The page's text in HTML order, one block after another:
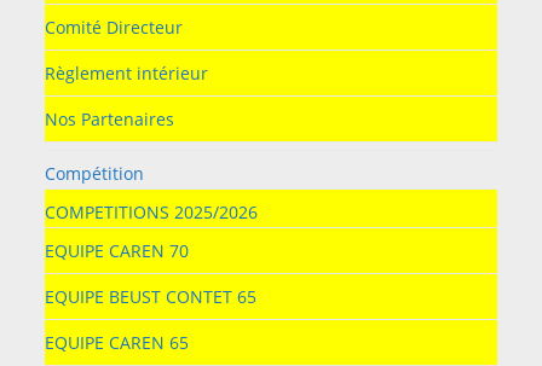
Comité Directeur
Règlement intérieur
Nos Partenaires
Compétition
COMPETITIONS 2025/2026
EQUIPE CAREN 70
EQUIPE BEUST CONTET 65
EQUIPE CAREN 65